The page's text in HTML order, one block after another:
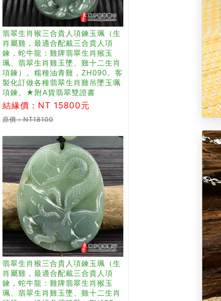
翡翠生肖猴三合貴人項鍊玉珮（生
肖屬雞，最適合配戴三合貴人項
鍊，蛇牛龍：雞牌翡翠生肖猴玉
珮、翡翠生肖雞玉墜、雞十二生肖
項鍊）。糯種油青雞，ZH090。客
製化訂做各種翡翠生肖雞吊墜玉珮
項鍊。★附A貨翡翠雙證書
結緣價：NT 15800元
原價：NT18100
翡翠生肖猴三合貴人項鍊玉珮（生
肖屬雞，最適合配戴三合貴人項
鍊，蛇牛龍：雞牌翡翠生肖猴玉
珮、翡翠生肖雞玉墜、雞十二生肖